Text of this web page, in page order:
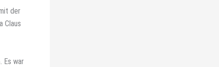
der
Claus
Es war